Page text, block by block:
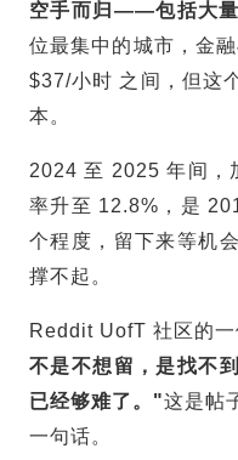
空手而归——包括大量
位最集中的城市，金
$37/小时 之间，但这
本。
2024 至 2025 年间，
率升至 12.8%，是
个程度，留下来等机
撑不起。
Reddit UofT 社区的一
不是不想留，是找不
已经够难了。"这是帖
一句话。